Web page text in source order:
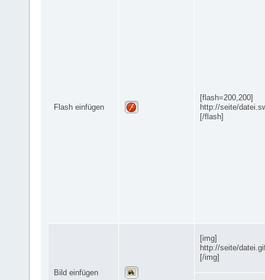
Flash einfügen
[flash=200,200]
http://seite/
[/flash]
Bild einfügen
[img]
http://seite/
[/img]